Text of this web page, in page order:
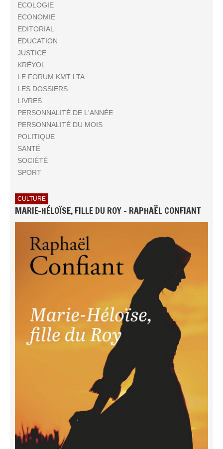
ECOLOGIE
ECONOMIE
EDITORIAL
EDUCATION
JUSTICE
KRÉYOL
LE FORUM KMT LTA
LES DOSSIERS
LIVRES
PERSONNALITÉ DE L'ANNÉE
PERSONNALITÉ DU MOIS
POLITIQUE
SANTÉ
SOCIÉTÉ
SPORT
CULTURE
MARIE-HÉLOÏSE, FILLE DU ROY - RAPHAËL CONFIANT